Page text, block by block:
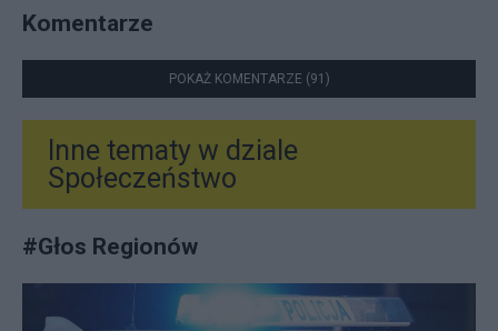
Komentarze
POKAŻ KOMENTARZE (91)
Inne tematy w dziale
Społeczeństwo
#Głos Regionów